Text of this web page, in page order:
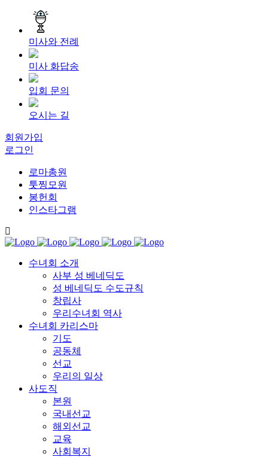
미사와 전례
미사 화답송
입회 문의
오시는 길
회원가입
로그인
로마총원
툿찡모원
봉헌회
인스타그램
수녀회 소개
사부 성 베네딕도
성 베네딕도 수도규칙
창립사
우리수녀회 역사
수녀회 카리스마
기도
공동체
선교
우리의 일상
사도직
본원
국내선교
해외선교
교육
사회복지